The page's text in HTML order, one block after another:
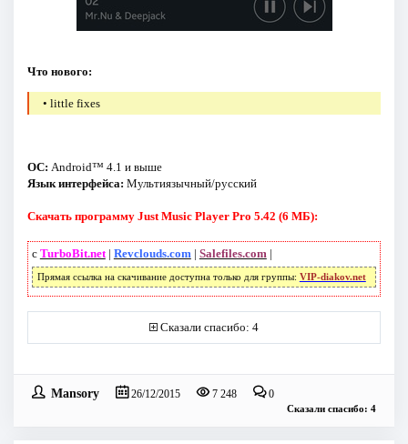
Что нового:
• little fixes
ОС: Android™ 4.1 и выше
Язык интерфейса: Мультиязычный/русский
Скачать программу Just Music Player Pro 5.42 (6 МБ):
с TurboBit.net| Revclouds.com| Salefiles.com|
Прямая ссылка на скачивание доступна только для группы: VIP-diakov.net
Сказали спасибо: 4
Mansory 26/12/2015 7 248 0
Сказали спасибо: 4